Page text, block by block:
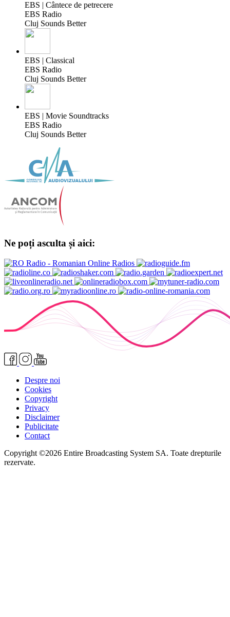
EBS | Cântece de petrecere
EBS Radio
Cluj Sounds Better
EBS | Classical
EBS Radio
Cluj Sounds Better
EBS | Movie Soundtracks
EBS Radio
Cluj Sounds Better
Ne poți asculta și aici:
Despre noi
Cookies
Copyright
Privacy
Disclaimer
Publicitate
Contact
Copyright ©2026 Entire Broadcasting System SA. Toate drepturile
rezervate.